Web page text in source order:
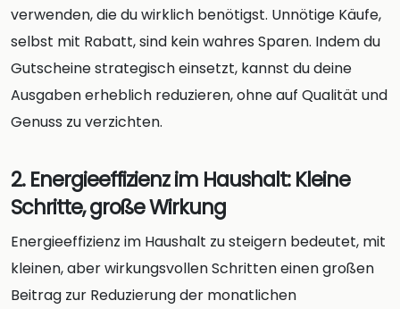
verwenden, die du wirklich benötigst. Unnötige Käufe,
selbst mit Rabatt, sind kein wahres Sparen. Indem du
Gutscheine strategisch einsetzt, kannst du deine
Ausgaben erheblich reduzieren, ohne auf Qualität und
Genuss zu verzichten.
2. Energieeffizienz im Haushalt: Kleine
Schritte, große Wirkung
Energieeffizienz im Haushalt zu steigern bedeutet, mit
kleinen, aber wirkungsvollen Schritten einen großen
Beitrag zur Reduzierung der monatlichen